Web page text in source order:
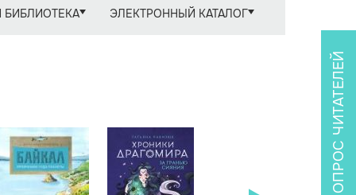
БИБЛИОТЕКА ЭЛЕКТРОННЫЙ КАТАЛОГ
ОПРОС ЧИТАТЕЛЕЙ